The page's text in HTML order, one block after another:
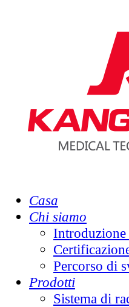
Casa
Chi siamo
Percorso di
Prodotti
Sistema di